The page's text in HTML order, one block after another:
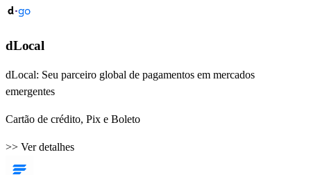
dLocal
dLocal: Seu parceiro global de pagamentos em mercados
emergentes
Cartão de crédito, Pix e Boleto
>> Ver detalhes